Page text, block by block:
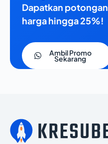
Dapatkan potongan
harga hingga 25%!
Ambil Promo
Sekarang